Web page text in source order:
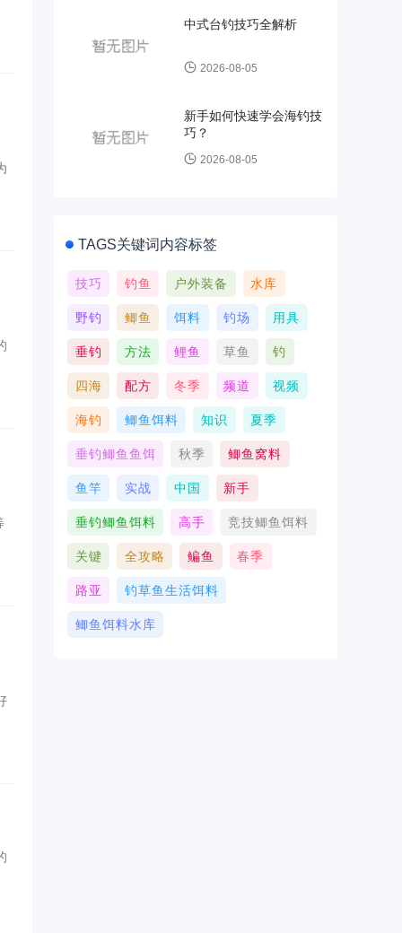
中式台钓技巧全解析
2026-08-05
新手如何快速学会海钓技
巧？
2026-08-05
TAGS关键词内容标签
技巧 钓鱼 户外装备 水库
野钓 鲫鱼 饵料 钓场 用具
垂钓 方法 鲤鱼 草鱼 钓
四海 配方 冬季 频道 视频
海钓 鲫鱼饵料 知识 夏季
垂钓鲫鱼鱼饵 秋季 鲫鱼窝料
鱼竿 实战 中国 新手
垂钓鲫鱼饵料 高手 竞技鲫鱼饵料
关键 全攻略 鳊鱼 春季
路亚 钓草鱼生活饵料
鲫鱼饵料水库